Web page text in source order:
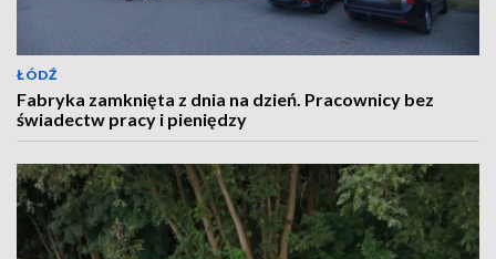
ŁÓDŹ
Fabryka zamknięta z dnia na dzień. Pracownicy bez
świadectw pracy i pieniędzy